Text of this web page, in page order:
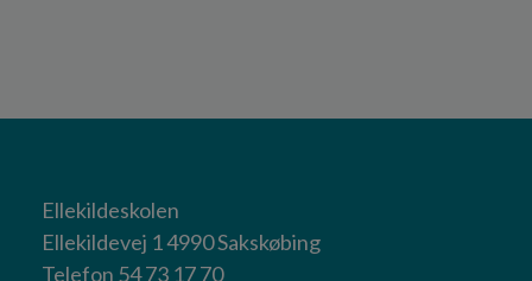
Ellekildeskolen
Ellekildevej 1 4990 Sakskøbing
Telefon 54 73 17 70